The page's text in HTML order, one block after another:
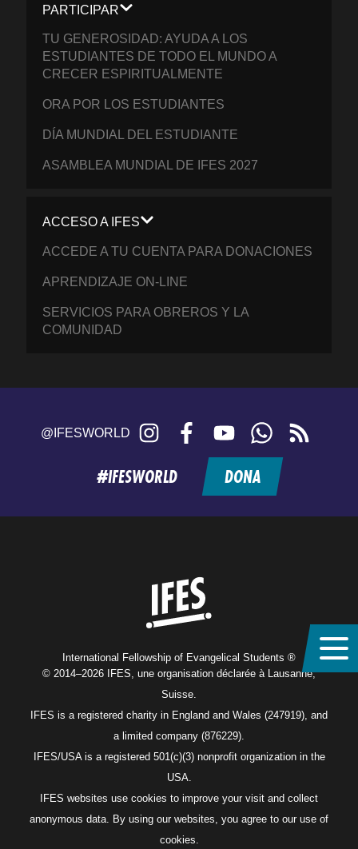
PARTICIPAR
TU GENEROSIDAD: AYUDA A LOS
ESTUDIANTES DE TODO EL MUNDO A
CRECER ESPIRITUALMENTE
ORA POR LOS ESTUDIANTES
DÍA MUNDIAL DEL ESTUDIANTE
ASAMBLEA MUNDIAL DE IFES 2027
ACCESO A IFES
ACCEDE A TU CUENTA PARA DONACIONES
APRENDIZAJE ON-LINE
SERVICIOS PARA OBREROS Y LA
COMUNIDAD
@IFESWORLD Instagram FacebookYouTubeWhatsApp
feed
#IFESWORLD DONA
International Fellowship of Evangelical Students ®
© 2014–2026 IFES, une organisation déclarée à Lausanne,
Suisse.
IFES is a registered charity in England and Wales (247919), and
a limited company (876229).
IFES/USA is a registered 501(c)(3) nonprofit organization in the
USA.
IFES websites use cookies to improve your visit and collect
anonymous data. By using our websites, you agree to our use of
cookies.